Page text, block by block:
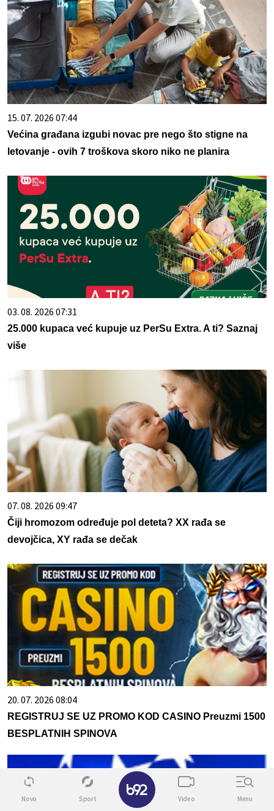
15. 07. 2026 07:44
Većina građana izgubi novac pre nego što stigne na
letovanje - ovih 7 troškova skoro niko ne planira
03. 08. 2026 07:31
25.000 kupaca već kupuje uz PerSu Extra. A ti? Saznaj
više
07. 08. 2026 09:47
Čiji hromozom određuje pol deteta? XX rađa se
devojčica, XY rađa se dečak
20. 07. 2026 08:04
REGISTRUJ SE UZ PROMO KOD CASINO Preuzmi 1500
BESPLATNIH SPINOVA
Novo Sport Video Menu
✕